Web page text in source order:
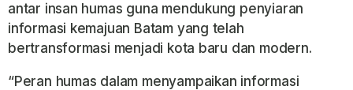
antar insan humas guna mendukung penyiaran
informasi kemajuan Batam yang telah
bertransformasi menjadi kota baru dan modern.
“Peran humas dalam menyampaikan informasi